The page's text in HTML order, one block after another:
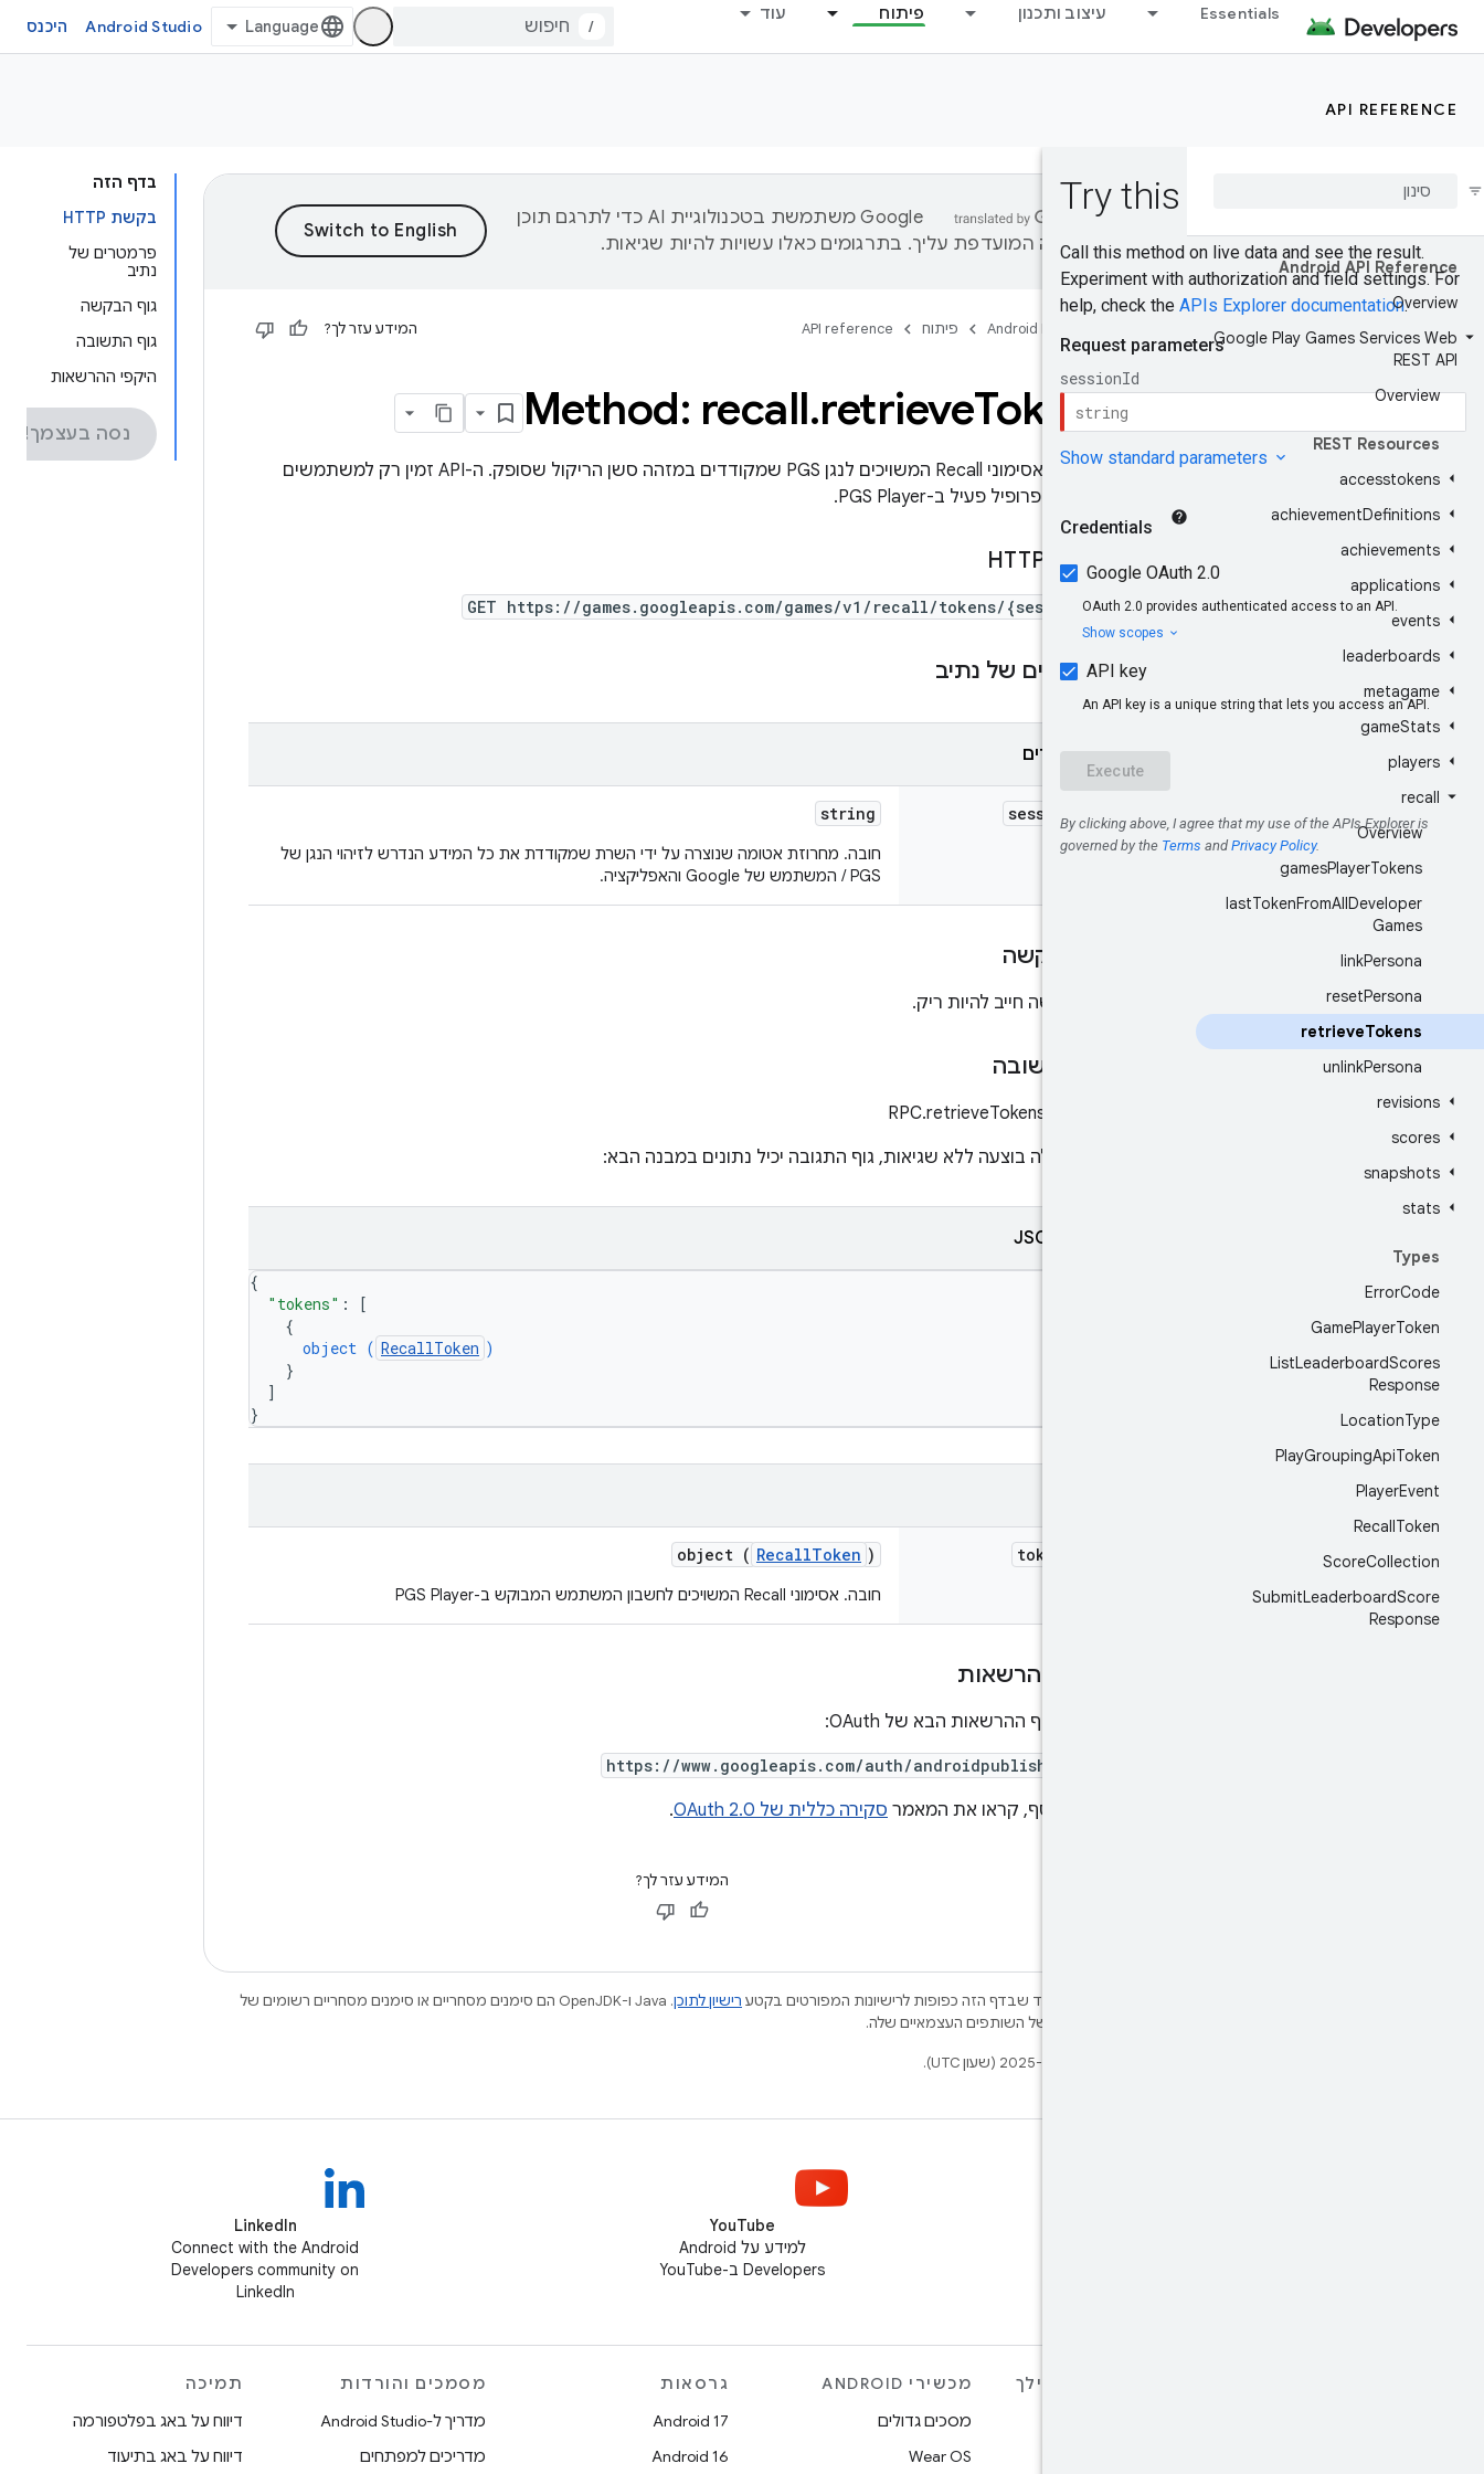
Essentials עיצוב ותכנון פיתוח עוד
/
Android Studio היכנס
API REFERENCE
Android API Reference
Overview
Google Play Games Services Web
REST API
Overview
REST Resources
accesstokens
achievementDefinitions
achievements
applications
events
leaderboards
metagame
gameStats
players
recall
Overview
gamesPlayerTokens
lastTokenFromAllDeveloper
Games
linkPersona
resetPersona
retrieveTokens
unlinkPersona
revisions
scores
snapshots
stats
Types
ErrorCode
GamePlayerToken
ListLeaderboardScores
Response
LocationType
PlayGroupingApiToken
PlayerEvent
RecallToken
ScoreCollection
SubmitLeaderboardScore
Response
בדף הזה
בקשת HTTP
פרמטרים של
נתיב
גוף הבקשה
גוף התשובה
היקפי ההרשאות
נסה בעצמך!
‫Google משתמשת בטכנולוגיית AI כדי לתרגם תוכן
לשפה המועדפת עליך. בתרגומים כאלו עשויות להיות שגיאות.
Android Developers פיתוח API reference המידע עזר לך?
Method: recall.retrieveTokens
אחזור כל אסימוני Recall המשויכים לנגן PGS שמקודדים במזהה סשן הריקול שסופק. ה-API זמין רק למשתמשים
שיש להם פרופיל פעיל ב-PGS Player.
בקשת HTTP
GET https://games.googleapis.com/games/v1/recall/tokens/{sessionId}
פרמטרים של נתיב
פרמטרים
session Id
string
חובה. מחרוזת אטומה שנוצרה על ידי השרת שמקודדת את כל המידע הנדרש לזיהוי הנגן של
PGS / המשתמש של Google והאפליקציה.
גוף הבקשה
גוף הבקשה חייב להיות ריק.
גוף התשובה
אם הפעולה בוצעה ללא שגיאות, גוף התגובה יכיל נתונים במבנה הבא:
{
"tokens" :
[
{
object ( RecallToken )
}
]
}
tokens[]
object ( RecallToken )
חובה. אסימוני Recall המשויכים לחשבון המשתמש המבוקש ב-PGS Player
היקפי ההרשאות
נדרש היקף ההרשאות הבא של OAuth:
https://www.googleapis.com/auth/androidpublisher
למידע נוסף, קראו את המאמר סקירה כללית של OAuth 2.0 .
המידע עזר לך?
דוגמאות התוכן והקוד שבדף הזה כפופות לרישיונות המפורטים בקטע רישיון לתוכן
.‏ Java ו-OpenJDK הם סימנים מסחריים או סימנים מסחריים רשומים של
YouTube
למידע על Android
Developers ב-YouTube
LinkedIn
Connect with the Android
Developers community on
LinkedIn
הצעות במיוחד בשבילך
מכשירי ANDROID
מסכים גדולים
Wear OS
גרסאות
Android 17
Android 16
מסמכים והורדות
מדריך ל-Android Studio
מדריכים למפתחים
תמיכה
דיווח על באג בפלטפורמה
דיווח על באג בתיעוד